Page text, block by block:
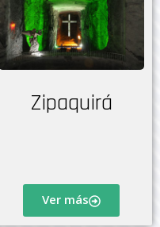
Zipaquirá
Ver más